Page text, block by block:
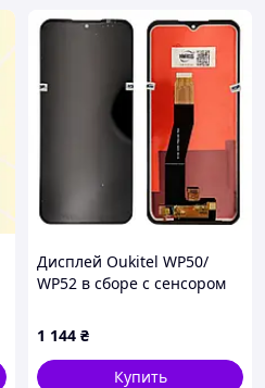
Дисплей Oukitel WP50/
WP52 в сборе с сенсором
1 144 ₴
Купить